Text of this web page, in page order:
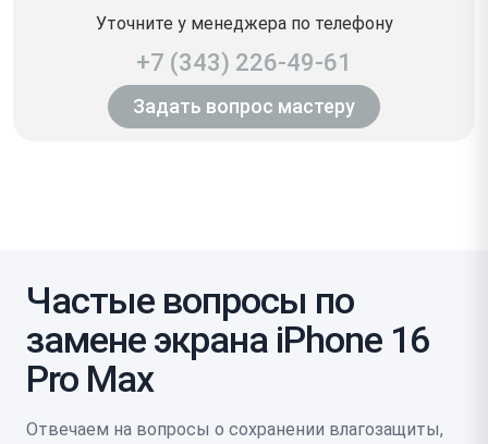
Уточните у менеджера по телефону
+7 (343) 226-49-61
Задать вопрос мастеру
Частые вопросы по
замене экрана iPhone 16
Pro Max
Отвечаем на вопросы о сохранении влагозащиты,